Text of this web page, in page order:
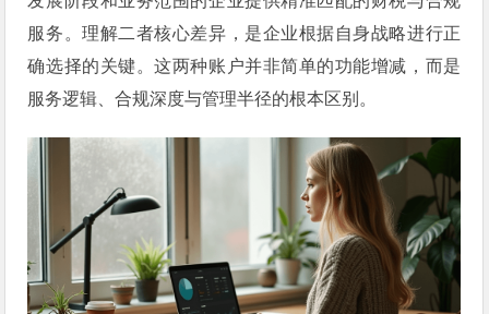
服务。理解二者核心差异，是企业根据自身战略进行正
确选择的关键。这两种账户并非简单的功能增减，而是
服务逻辑、合规深度与管理半径的根本区别。